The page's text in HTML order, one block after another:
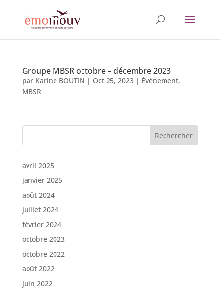
Groupe MBSR octobre – décembre 2023
par Karine BOUTIN | Oct 25, 2023| Événement,
MBSR
Rechercher
avril 2025
janvier 2025
août 2024
juillet 2024
février 2024
octobre 2023
octobre 2022
août 2022
juin 2022